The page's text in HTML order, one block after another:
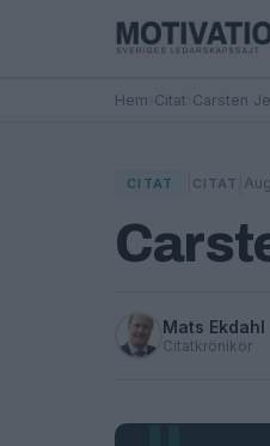
Hem Citat Carsten
CITAT CITAT
Mats Ekdahl
Citatkrönikör